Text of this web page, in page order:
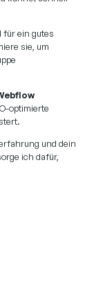
ein gutes
sie, um
optimierte
und dein
ich dafür,